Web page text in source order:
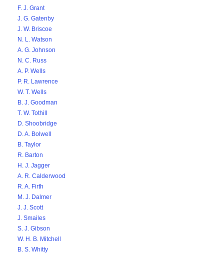
F. J. Grant
J. G. Gatenby
J. W. Briscoe
N. L. Watson
A. G. Johnson
N. C. Russ
A. P. Wells
P. R. Lawrence
W. T. Wells
B. J. Goodman
T. W. Tothill
D. Shoobridge
D. A. Bolwell
B. Taylor
R. Barton
H. J. Jagger
A. R. Calderwood
R. A. Firth
M. J. Dalmer
J. J. Scott
J. Smailes
S. J. Gibson
W. H. B. Mitchell
B. S. Whitty